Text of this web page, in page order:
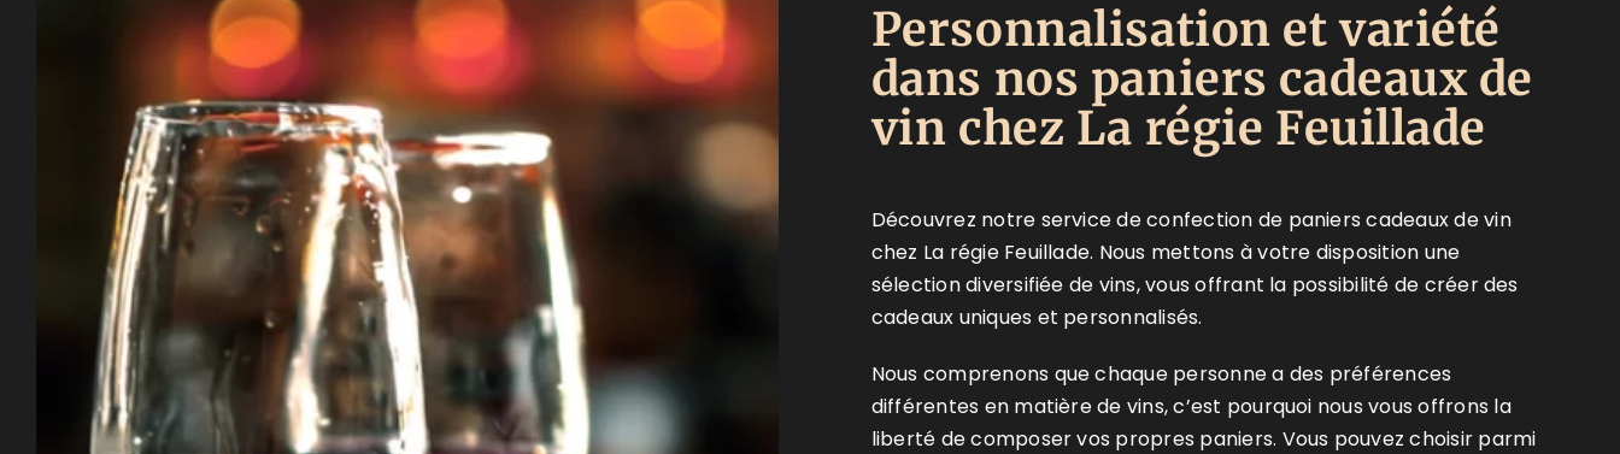
Personnalisation et variété
dans nos paniers cadeaux de
vin chez La régie Feuillade
Découvrez notre service de confection de paniers cadeaux de vin
chez La régie Feuillade. Nous mettons à votre disposition une
sélection diversifiée de vins, vous offrant la possibilité de créer des
cadeaux uniques et personnalisés.
Nous comprenons que chaque personne a des préférences
différentes en matière de vins, c’est pourquoi nous vous offrons la
liberté de composer vos propres paniers. Vous pouvez choisir parmi